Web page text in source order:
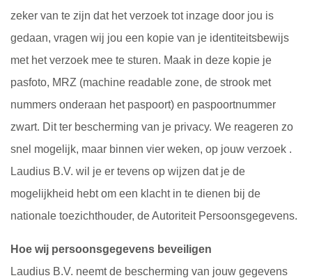
zeker van te zijn dat het verzoek tot inzage door jou is
gedaan, vragen wij jou een kopie van je identiteitsbewijs
met het verzoek mee te sturen. Maak in deze kopie je
pasfoto, MRZ (machine readable zone, de strook met
nummers onderaan het paspoort) en paspoortnummer
zwart. Dit ter bescherming van je privacy. We reageren zo
snel mogelijk, maar binnen vier weken, op jouw verzoek .
Laudius B.V. wil je er tevens op wijzen dat je de
mogelijkheid hebt om een klacht in te dienen bij de
nationale toezichthouder, de Autoriteit Persoonsgegevens.
Hoe wij persoonsgegevens beveiligen
Laudius B.V. neemt de bescherming van jouw gegevens